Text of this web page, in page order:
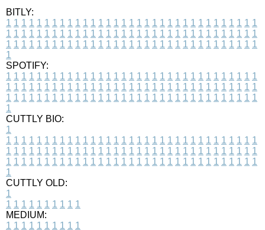
BITLY:
1 1 1 1 1 1 1 1 1 1 1 1 1 1 1 1 1 1 1 1 1 1 1 1 1 1 1 1 1 1 1 1 1
1 1 1 1 1 1 1 1 1 1 1 1 1 1 1 1 1 1 1 1 1 1 1 1 1 1 1 1 1 1 1 1 1
1 1 1 1 1 1 1 1 1 1 1 1 1 1 1 1 1 1 1 1 1 1 1 1 1 1 1 1 1 1 1 1 1
1
SPOTIFY:
1 1 1 1 1 1 1 1 1 1 1 1 1 1 1 1 1 1 1 1 1 1 1 1 1 1 1 1 1 1 1 1 1
1 1 1 1 1 1 1 1 1 1 1 1 1 1 1 1 1 1 1 1 1 1 1 1 1 1 1 1 1 1 1 1 1
1 1 1 1 1 1 1 1 1 1 1 1 1 1 1 1 1 1 1 1 1 1 1 1 1 1 1 1 1 1 1 1 1
1
CUTTLY BIO:
1
1 1 1 1 1 1 1 1 1 1 1 1 1 1 1 1 1 1 1 1 1 1 1 1 1 1 1 1 1 1 1 1 1
1 1 1 1 1 1 1 1 1 1 1 1 1 1 1 1 1 1 1 1 1 1 1 1 1 1 1 1 1 1 1 1 1
1 1 1 1 1 1 1 1 1 1 1 1 1 1 1 1 1 1 1 1 1 1 1 1 1 1 1 1 1 1 1 1 1
1
CUTTLY OLD:
1
1 1 1 1 1 1 1 1 1 1
MEDIUM:
1 1 1 1 1 1 1 1 1 1